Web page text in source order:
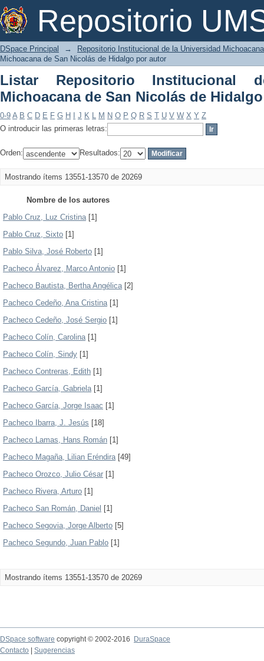
Repositorio
Listar Repositorio Institucional de la
Hidalgo por autor
DSpace Principal →
Repositorio Institucional de la Universidad
Michoacana de San Nicolás de Hidalgo por autor
Listar Repositorio Institucional
Michoacana de San Nicolás de
0-9 A B C D E F G H J K L M N O P Q R S T U V W X Y Z
O introducir las primeras letras:
Orden: Resultados:
Mostrando ítems 13551-13570 de 20269
Nombre de los autores
Pablo Cruz, Luz Cristina[1]
Pablo Cruz, Sixto [1]
Pablo Silva, José Roberto [1]
Pacheco Álvarez, Marco Antonio [1]
Pacheco Bautista, Bertha Angélica[2]
Pacheco Cedeño, Ana Cristina[1]
Pacheco Cedeño, José Sergio [1]
Pacheco Colín, Carolina[1]
Pacheco Colín, Sindy [1]
Pacheco Contreras, Edith [1]
Pacheco García, Gabriela[1]
Pacheco García, Jorge Isaac [1]
Pacheco Ibarra, J. Jesús [18]
Pacheco Lamas, Hans Román [1]
Pacheco Magaña, Lilian Eréndira[49]
Pacheco Orozco, Julio César [1]
Pacheco Rivera, Arturo [1]
Pacheco San Román, Daniel [1]
Pacheco Segovia, Jorge Alberto [5]
Pacheco Segundo, Juan Pablo [1]
Mostrando ítems 13551-13570 de 20269
DSpace software copyright © 2002-2016
DuraSpace
Contacto
Sugerencias